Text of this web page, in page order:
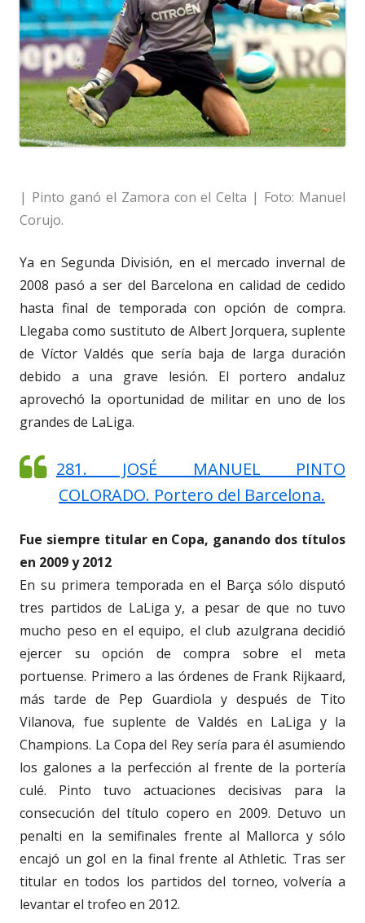
| Pinto ganó el Zamora con el Celta | Foto: Manuel
Corujo.
Ya en Segunda División, en el mercado invernal de
2008 pasó a ser del Barcelona en calidad de cedido
hasta final de temporada con opción de compra.
Llegaba como sustituto de Albert Jorquera, suplente
de Víctor Valdés que sería baja de larga duración
debido a una grave lesión. El portero andaluz
aprovechó la oportunidad de militar en uno de los
grandes de LaLiga.
281. JOSÉ MANUEL PINTO
COLORADO. Portero del Barcelona.
Fue siempre titular en Copa, ganando dos títulos
en 2009 y 2012
En su primera temporada en el Barça sólo disputó
tres partidos de LaLiga y, a pesar de que no tuvo
mucho peso en el equipo, el club azulgrana decidió
ejercer su opción de compra sobre el meta
portuense. Primero a las órdenes de Frank Rijkaard,
más tarde de Pep Guardiola y después de Tito
Vilanova, fue suplente de Valdés en LaLiga y la
Champions. La Copa del Rey sería para él asumiendo
los galones a la perfección al frente de la portería
culé. Pinto tuvo actuaciones decisivas para la
consecución del título copero en 2009. Detuvo un
penalti en la semifinales frente al Mallorca y sólo
encajó un gol en la final frente al Athletic. Tras ser
titular en todos los partidos del torneo, volvería a
levantar el trofeo en 2012.